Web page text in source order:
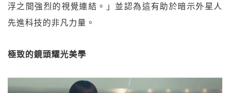
浮之間強烈的視覺連結。」並認為這有助於暗示外星人
先進科技的非凡力量。
極致的鏡頭耀光美學